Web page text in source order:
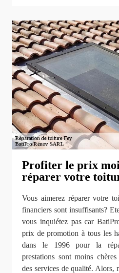
Profiter le prix
réparer votre
Vous aimerez réparer votre
financiers sont insuffisants?
vous inquiétez pas car
prix de promotion à tous les
dans le 1996 pour la
prestations sont moins
des services de qualité. Alors,